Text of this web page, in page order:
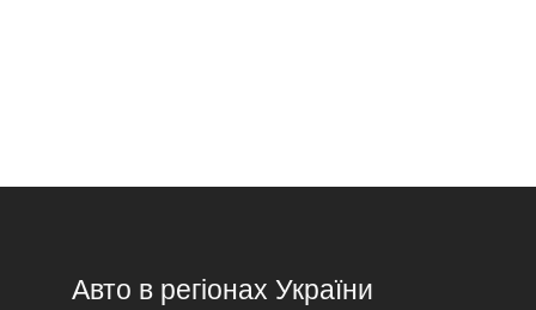
Авто в регіонах України